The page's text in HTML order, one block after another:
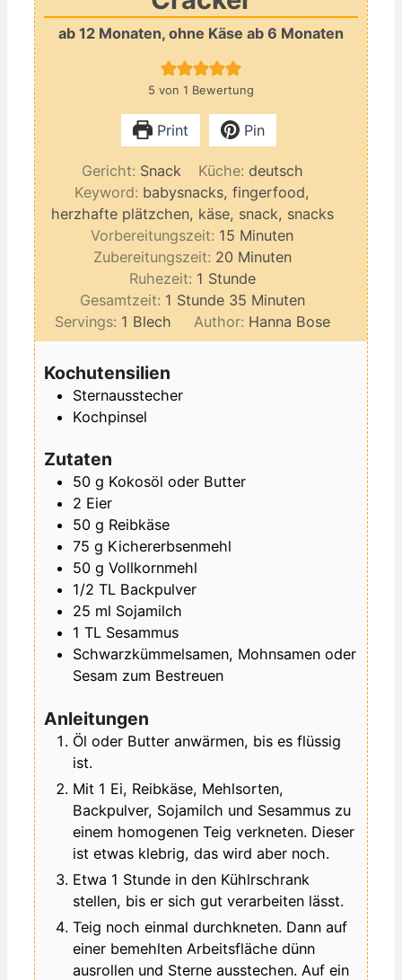
ab 12 Monaten, ohne Käse ab 6 Monaten
5 von 1 Bewertung
Print Pin
Gericht: Snack Küche: deutsch
Keyword: babysnacks, fingerfood,
herzhafte plätzchen, käse, snack, snacks
Vorbereitungszeit: 15 Minuten
Minuten
Zubereitungszeit: 20Minuten
Minuten
Ruhezeit: 1 Stunde
Stunde
Gesamtzeit: 1 Stunde
Stunde 35Minuten
Minuten
Servings: 1 Blech Author: Hanna Bose
Kochutensilien
Sternausstecher
Kochpinsel
Zutaten
50 g Kokosöl oder Butter
2 Eier
50 g Reibkäse
75 g Kichererbsenmehl
50 g Vollkornmehl
1/2 TL Backpulver
25 ml Sojamilch
1 TL Sesammus
Schwarzkümmelsamen, Mohnsamen oder
Sesam zum Bestreuen
Anleitungen
Öl oder Butter anwärmen, bis es flüssig
ist.
Mit 1 Ei, Reibkäse, Mehlsorten,
Backpulver, Sojamilch und Sesammus zu
einem homogenen Teig verkneten. Dieser
ist etwas klebrig, das wird aber noch.
Etwa 1 Stunde in den Kühlrschrank
stellen, bis er sich gut verarbeiten lässt.
Teig noch einmal durchkneten. Dann auf
einer bemehlten Arbeitsfläche dünn
ausrollen und Sterne ausstechen. Auf ein